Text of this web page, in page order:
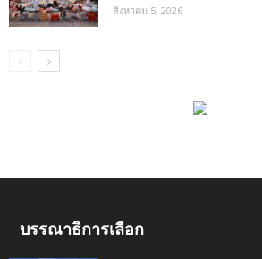
สิงหาคม 5, 2026
บรรณาธิการเลือก